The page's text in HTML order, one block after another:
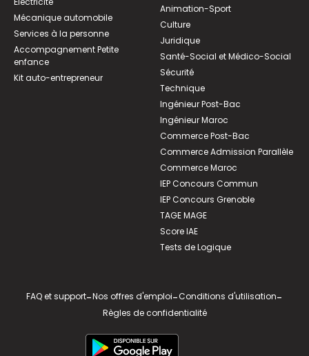
Mécanique automobile
Services à la personne
Accompagnement Petite
enfance
Kit auto-entrepreneur
Animation-Sport
Culture
Juridique
Santé-Social et Médico-Social
Sécurité
Technique
Ingénieur Post-Bac
Ingénieur Maroc
Commerce Post-Bac
Commerce Admission Parallèle
Commerce Maroc
IEP Concours Commun
IEP Concours Grenoble
TAGE MAGE
Score IAE
Tests de Logique
FAQ et support-Nos offres d'emploi-Conditions d'utilisation-
Règles de confidentialité